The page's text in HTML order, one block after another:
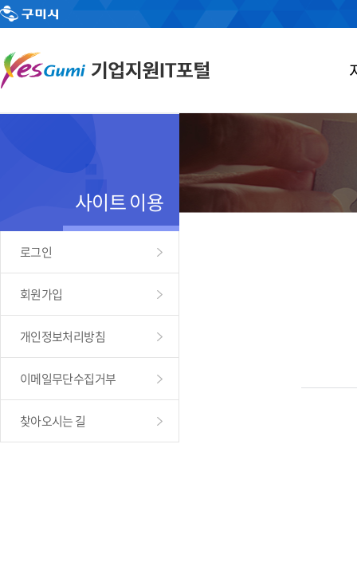
사이트 이용
로그인
회원가입
개인정보처리방침
이메일무단수집거부
찾아오시는 길